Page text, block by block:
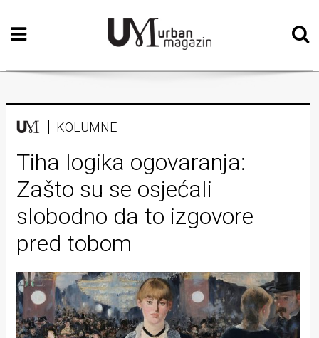
Početna
Vizualne
Teatar
Književnost
Muzika
Film
Intervju
Kolumne
Kultura
Lifestyle
KOLUMNE
Tiha logika ogovaranja:
Zašto su se osjećali
slobodno da to izgovore
pred tobom